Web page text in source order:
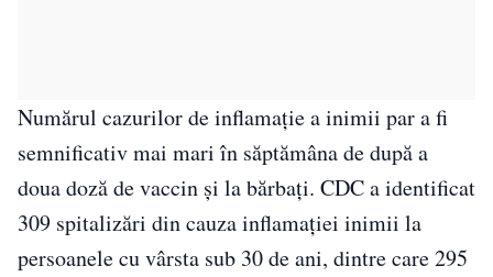
Numărul cazurilor de inflamaţie a inimii par a fi
semnificativ mai mari în săptămâna de după a
doua doză de vaccin şi la bărbaţi. CDC a identificat
309 spitalizări din cauza inflamaţiei inimii la
persoanele cu vârsta sub 30 de ani, dintre care 295